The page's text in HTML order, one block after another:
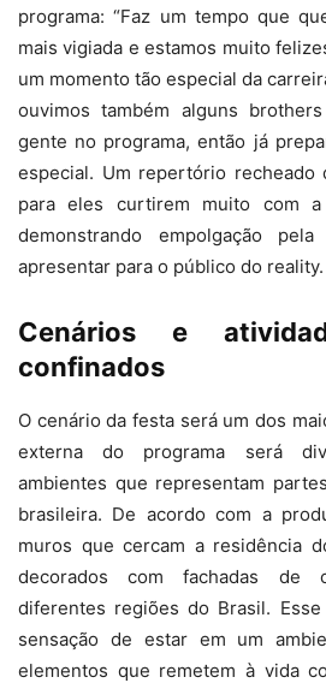
programa: “Faz um tempo que
mais vigiada e estamos muito
um momento tão especial da
ouvimos também alguns
gente no programa, então já
especial. Um repertório recheado
para eles curtirem muito com a
demonstrando empolgação
apresentar para o público do reality.
Cenários e
confinados
O cenário da festa será um dos
externa do programa será
ambientes que representam
brasileira. De acordo com a
muros que cercam a residência
decorados com fachadas de
diferentes regiões do Brasil.
sensação de estar em um
elementos que remetem à vida